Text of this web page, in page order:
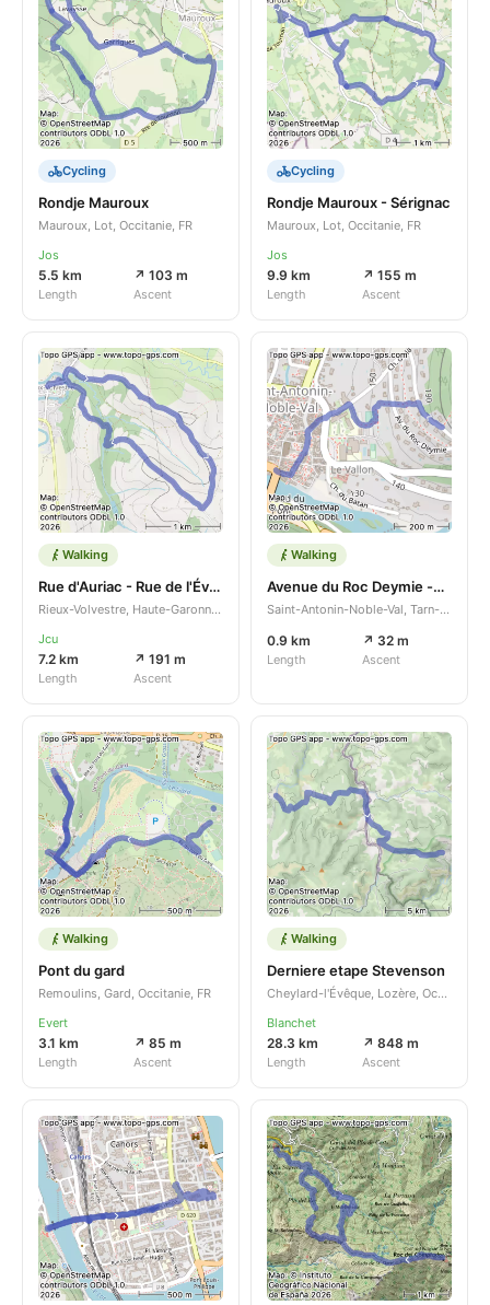
Cycling
Rondje Mauroux
Mauroux, Lot, Occitanie, FR
Jos
5.5 km
Length
↗ 103 m
Ascent
Cycling
Rondje Mauroux - Sérignac
Mauroux, Lot, Occitanie, FR
Jos
9.9 km
Length
↗ 155 m
Ascent
Walking
Rue d'Auriac - Rue de l'Évêché
Rieux-Volvestre, Haute-Garonne, Occitanie, FR
Jcu
7.2 km
Length
↗ 191 m
Ascent
Walking
Avenue du Roc Deymie -gare
Saint-Antonin-Noble-Val, Tarn-et-Garonne, Occitanie, FR
0.9 km
Length
↗ 32 m
Ascent
Walking
Pont du gard
Remoulins, Gard, Occitanie, FR
Evert
3.1 km
Length
↗ 85 m
Ascent
Walking
Derniere etape Stevenson
Cheylard-l'Évêque, Lozère, Occitanie, FR
Blanchet
28.3 km
Length
↗ 848 m
Ascent